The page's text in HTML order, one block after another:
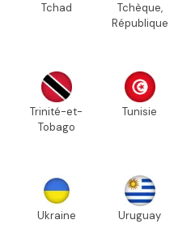
Tchad
Tchèque,
République
Trinité-et-
Tobago
Tunisie
Ukraine Uruguay